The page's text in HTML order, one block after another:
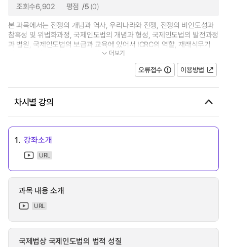
조회수6,902 평점 /5 (0)
본 과목에서는 전쟁의 개념과 역사, 우리나라와 전쟁, 전쟁의 비인도성과
참혹성 및 위법화과정, 국제인도법의 개념과 형성, 국제인도법의 발전과정
과 법원, 국제인도법의 보급과 교육에 있어서 ICRC의 역할, 재래식무기
및 대량파괴무기의 규제, 국제인... 더보기
오류접수 이용방법
차시별 강의
1. 강좌소개
URL
과목 내용 소개
URL
국제법상 국제인도법의 법적 성질